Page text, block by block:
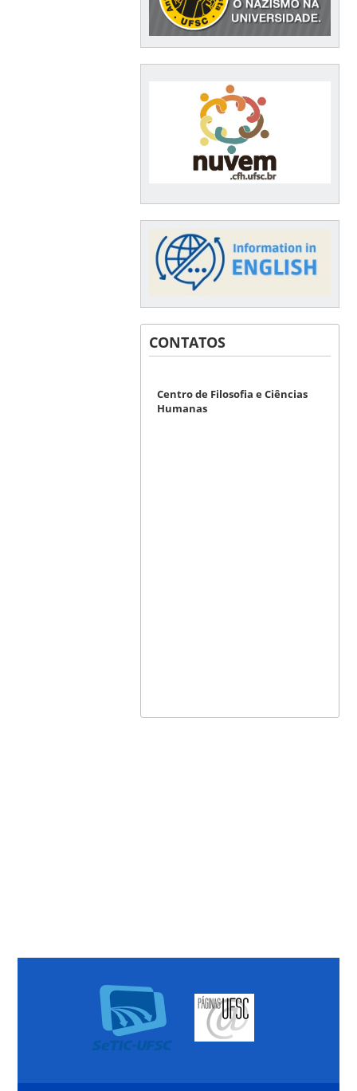
CONTATOS
Centro de Filosofia e Ciências
Humanas